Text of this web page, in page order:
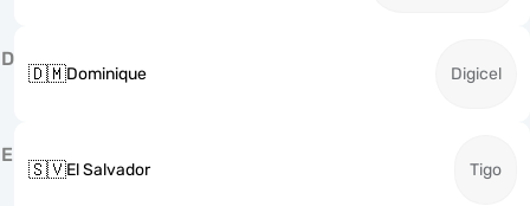
D
🇩🇲Dominique Digicel
E
🇸🇻El Salvador Tigo